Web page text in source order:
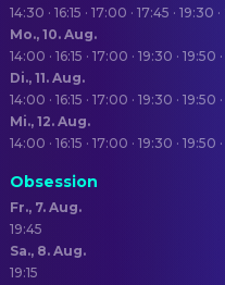
14:30 · 16:15 · 17:00 · 17:45 · 19:30
Mo., 10. Aug.
14:00 · 16:15 · 17:00 · 19:30 · 19:50
Di., 11. Aug.
14:00 · 16:15 · 17:00 · 19:30 · 19:50
Mi., 12. Aug.
14:00 · 16:15 · 17:00 · 19:30 · 19:50
Obsession
Fr., 7. Aug.
19:45
Sa., 8. Aug.
19:15